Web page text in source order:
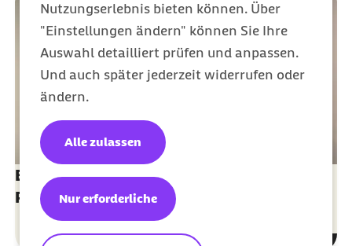
Nutzungserlebnis bieten können. Über
"Einstellungen ändern" können Sie Ihre
Auswahl detailliert prüfen und anpassen.
Und auch später jederzeit widerrufen oder
ändern.
Nur erforderliche
Alle zulassen
Barmer eCare: Die App für Ihre elektronische
Patientenakte